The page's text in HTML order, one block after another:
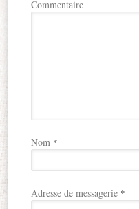
Commentaire
Nom *
Adresse de messagerie *